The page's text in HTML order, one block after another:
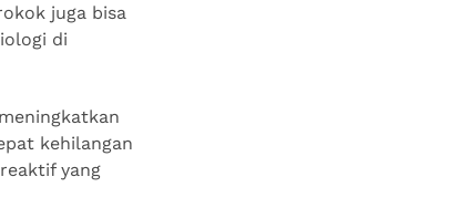
juga bisa
di
kehilangan
yang